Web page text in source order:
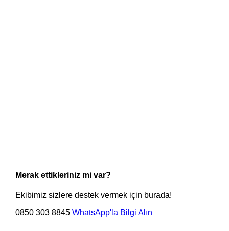
Merak ettikleriniz mi var?
Ekibimiz sizlere destek vermek için burada!
0850 303 8845 WhatsApp'la Bilgi Alın